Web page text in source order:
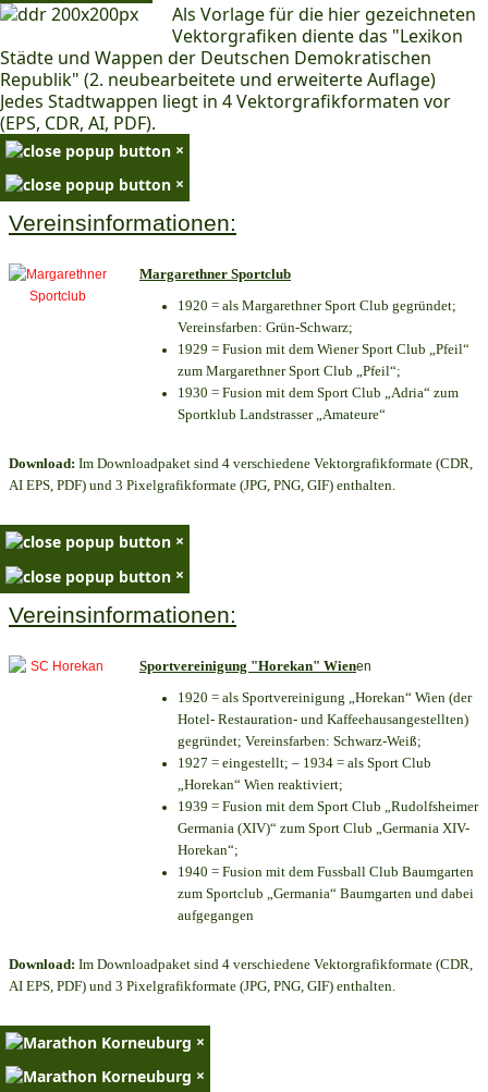
Als Vorlage für die hier gezeichneten
Vektorgrafiken diente das "Lexikon
Städte und Wappen der Deutschen Demokratischen
Republik" (2. neubearbeitete und erweiterte Auflage)
Jedes Stadtwappen liegt in 4 Vektorgrafikformaten vor
(EPS, CDR, AI, PDF).
×
×
Vereinsinformationen:
Margarethner Sportclub
1920 = als Margarethner Sport Club gegründet;
Vereinsfarben: Grün-Schwarz;
1929 = Fusion mit dem Wiener Sport Club „Pfeil“
zum Margarethner Sport Club „Pfeil“;
1930 = Fusion mit dem Sport Club „Adria“ zum
Sportklub Landstrasser „Amateure“
Download: Im Downloadpaket sind 4 verschiedene Vektorgrafikformate (CDR,
AI EPS, PDF) und 3 Pixelgrafikformate (JPG, PNG, GIF) enthalten.
×
×
Vereinsinformationen:
Sportvereinigung "Horekan" Wienen
1920 = als Sportvereinigung „Horekan“ Wien (der
Hotel- Restauration- und Kaffeehausangestellten)
gegründet; Vereinsfarben: Schwarz-Weiß;
1927 = eingestellt; – 1934 = als Sport Club
„Horekan“ Wien reaktiviert;
1939 = Fusion mit dem Sport Club „Rudolfsheimer
Germania (XIV)“ zum Sport Club „Germania XIV-
Horekan“;
1940 = Fusion mit dem Fussball Club Baumgarten
zum Sportclub „Germania“ Baumgarten und dabei
aufgegangen
Download: Im Downloadpaket sind 4 verschiedene Vektorgrafikformate (CDR,
AI EPS, PDF) und 3 Pixelgrafikformate (JPG, PNG, GIF) enthalten.
×
×